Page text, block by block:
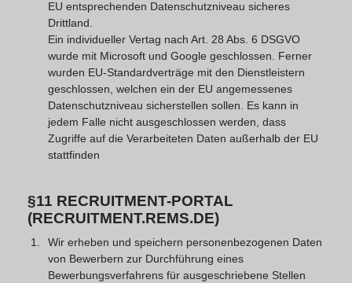
EU entsprechenden Datenschutzniveau sicheres
Drittland.
Ein individueller Vertag nach Art. 28 Abs. 6 DSGVO
wurde mit Microsoft und Google geschlossen. Ferner
wurden EU-Standardverträge mit den Dienstleistern
geschlossen, welchen ein der EU angemessenes
Datenschutzniveau sicherstellen sollen. Es kann in
jedem Falle nicht ausgeschlossen werden, dass
Zugriffe auf die Verarbeiteten Daten außerhalb der EU
stattfinden
§11 RECRUITMENT-PORTAL
(RECRUITMENT.REMS.DE)
Wir erheben und speichern personenbezogenen Daten
von Bewerbern zur Durchführung eines
Bewerbungsverfahrens für ausgeschriebene Stellen